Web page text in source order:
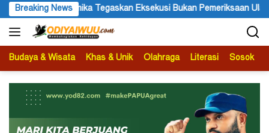
Langsung
ke
konten
Breaking News
Ulang Festival Budaya Lembah Baliem Resmi
Budaya & Wisata Khas & Unik Olahraga Literasi Sosok